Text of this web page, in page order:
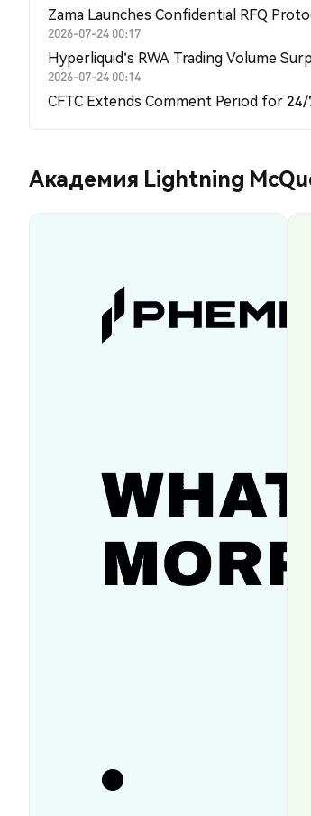
Zama Launches Confidential RFQ
2026-07-24 00:17
Hyperliquid's RWA Trading Volume
2026-07-24 00:14
CFTC Extends Comment Period for
Академия Lightning